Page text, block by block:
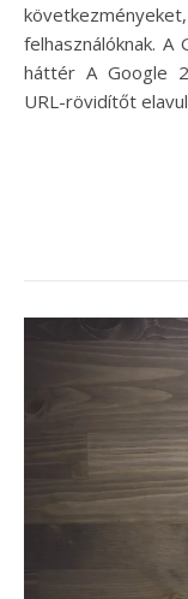
felhasználóknak.
háttér A Google
URL-rövidítőt